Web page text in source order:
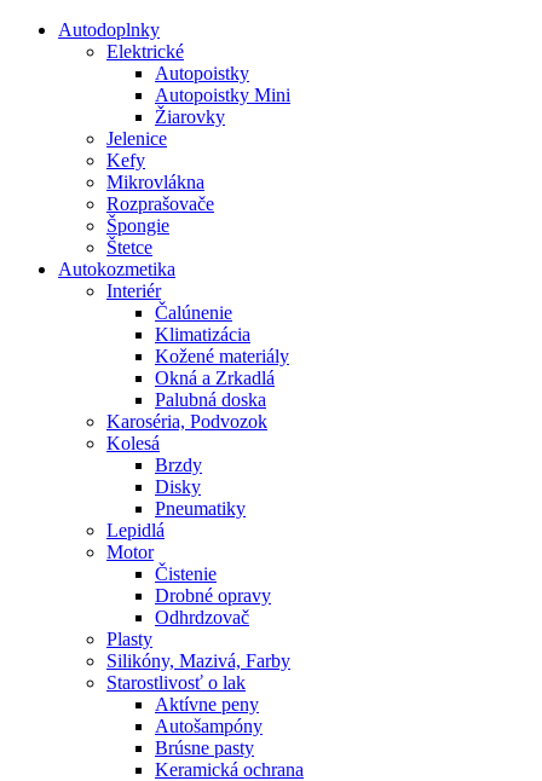
Autodoplnky
Elektrické
Autopoistky
Autopoistky Mini
Žiarovky
Jelenice
Kefy
Mikrovlákna
Rozprašovače
Špongie
Štetce
Autokozmetika
Interiér
Čalúnenie
Klimatizácia
Kožené materiály
Okná a Zrkadlá
Palubná doska
Karoséria, Podvozok
Kolesá
Brzdy
Disky
Pneumatiky
Lepidlá
Motor
Čistenie
Drobné opravy
Odhrdzovač
Plasty
Silikóny, Mazivá, Farby
Starostlivosť o lak
Aktívne peny
Autošampóny
Brúsne pasty
Keramická ochrana